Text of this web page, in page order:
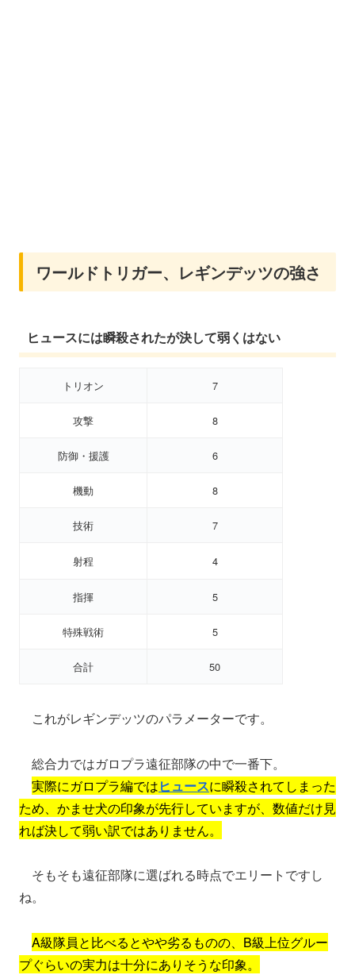
ワールドトリガー、レギンデッツの強さ
ヒュースには瞬殺されたが決して弱くはない
トリオン 7
攻撃 8
防御・援護 6
機動 8
技術 7
射程 4
指揮 5
特殊戦術 5
合計 50
これがレギンデッツのパラメーターです。
総合力ではガロプラ遠征部隊の中で一番下。
実際にガロプラ編ではヒュースに瞬殺されてしまった
ため、かませ犬の印象が先行していますが、数値だけ見
れば決して弱い訳ではありません。
そもそも遠征部隊に選ばれる時点でエリートですし
ね。
A級隊員と比べるとやや劣るものの、B級上位グルー
プぐらいの実力は十分にありそうな印象。